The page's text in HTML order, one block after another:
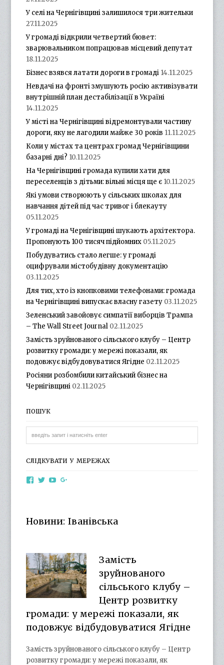
У селі на Чернігівщині залишилося три жительки
27.11.2025
У громаді відкрили четвертий бювет:
зварювальником попрацював місцевий депутат
18.11.2025
Бізнес взявся латати дороги в громаді 14.11.2025
Невдачі на фронті змушують росію активізувати
внутрішній план дестабілізації в Україні
14.11.2025
У місті на Чернігівщині відремонтували частину
дороги, яку не лагодили майже 30 років 11.11.2025
Коли у містах та центрах громад Чернігівщини
базарні дні? 10.11.2025
На Чернігівщині громада купили хати для
переселенців з дітьми: вільні місця ще є 10.11.2025
Які умови створюють у сільських школах для
навчання дітей під час тривог і блекауту
05.11.2025
У громаді на Чернігівщині шукають архітектора.
Пропонують 100 тисяч підйомних 05.11.2025
Побудуватись стало легше: у громаді
оцифрували містобудівну документацію
03.11.2025
Для тих, хто із кнопковими телефонами: громада
на Чернігівщині випускає власну газету 03.11.2025
Зеленський завойовує симпатії виборців Трампа
– The Wall Street Journal 02.11.2025
Замість зруйнованого сільського клубу – Центр
розвитку громади: у мережі показали, як
подовжує відбудовуватися Ягідне 02.11.2025
Росіяни розбомбили китайський бізнес на
Чернігівщині 02.11.2025
ПОШУК
СЛІДКУВАТИ У МЕРЕЖАХ
ViewViewView
YouTube
Новини: Іванівська
Замість
зруйнованого
сільського клубу –
Центр розвитку
громади: у мережі показали, як
подовжує відбудовуватися Ягідне
Замість зруйнованого сільського клубу – Центр
розвитку громади: у мережі показали, як